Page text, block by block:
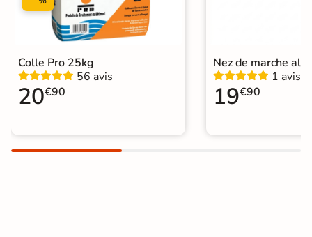
Colle Pro 25kg
56 avis
20€90
Nez de marche
1 avis
19€90